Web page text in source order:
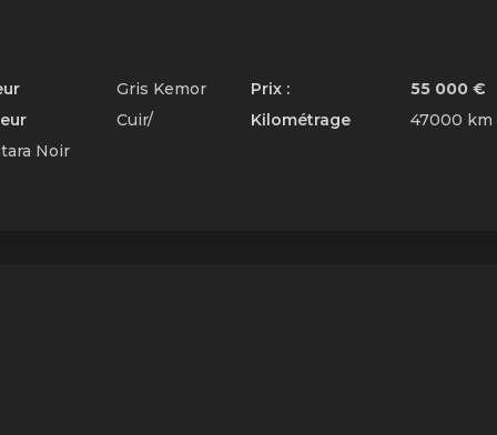
Gris Kemor
Cuir/
Noir
Prix :
55 000 €
Kilométrage
47000 km